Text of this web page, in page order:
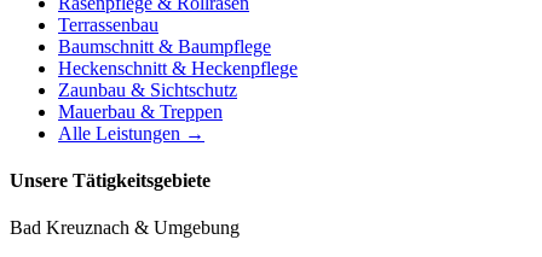
Terrassenbau
Baumschnitt & Baumpflege
Heckenschnitt & Heckenpflege
Zaunbau & Sichtschutz
Mauerbau & Treppen
Alle Leistungen →
Unsere Tätigkeitsgebiete
Bad Kreuznach & Umgebung